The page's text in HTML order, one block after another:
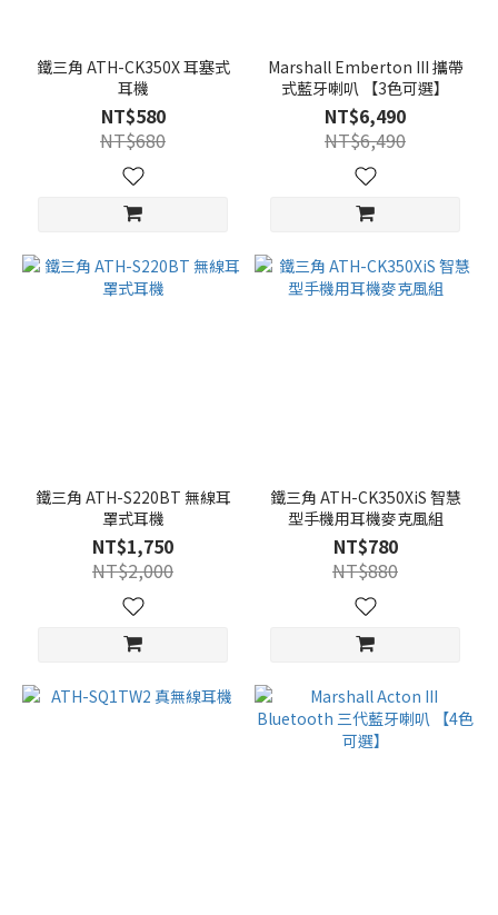
鐵三角 ATH-CK350X 耳塞式
耳機
NT$580
NT$680
Marshall Emberton III 攜帶
式藍牙喇叭 【3色可選】
NT$6,490
NT$6,490
鐵三角 ATH-S220BT 無線耳
罩式耳機
NT$1,750
NT$2,000
鐵三角 ATH-CK350XiS 智慧
型手機用耳機麥克風組
NT$780
NT$880